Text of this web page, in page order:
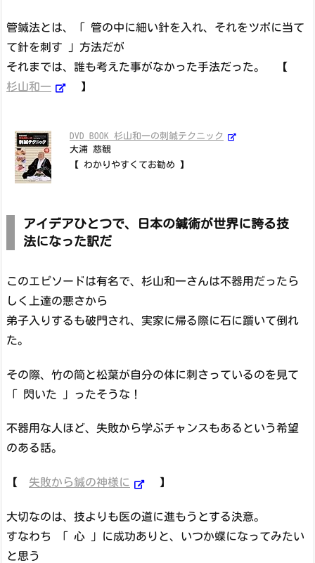
管鍼法とは、「 管の中に細い針を入れ、それをツボに当て
て針を刺す 」方法だが
それまでは、誰も考えた事がなかった手法だった。 【
杉山和一
】
DVD BOOK 杉山和一の刺鍼テクニック
大浦 慈観
【 わかりやすくてお勧め 】
アイデアひとつで、日本の鍼術が世界に誇る技
法になった訳だ
このエピソードは有名で、杉山和一さんは不器用だったら
しく上達の悪さから
弟子入りするも破門され、実家に帰る際に石に躓いて倒れ
た。
その際、竹の筒と松葉が自分の体に刺さっているのを見て
「 閃いた 」ったそうな！
不器用な人ほど、失敗から学ぶチャンスもあるという希望
のある話。
【 失敗から鍼の神様に 】
大切なのは、技よりも医の道に進もうとする決意。
すなわち 「 心 」に成功ありと、いつか蝶になってみたい
と思う